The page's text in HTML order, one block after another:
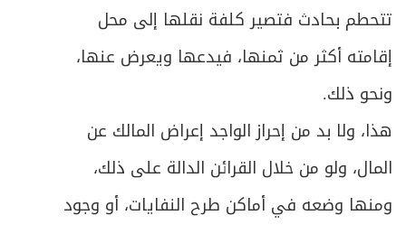
تتحطم بحادث فتصير كلفة نقلها إلى محل
إقامته أكثر من ثمنها، فيدعها ويعرض عنها،
ونحو ذلك.
هذا، ولا بد من إحراز الواجد إعراض المالك عن
المال، ولو من خلال القرائن الدالة على ذلك،
ومنها وضعه في أماكن طرح النفايات، أو وجود